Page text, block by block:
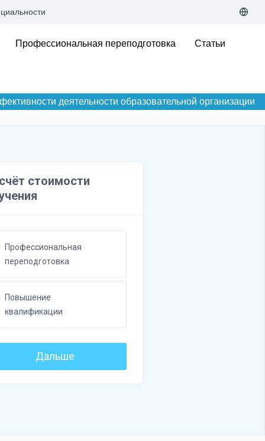
Профессиональная переподготовка Статьи
деятельности образовательной организации